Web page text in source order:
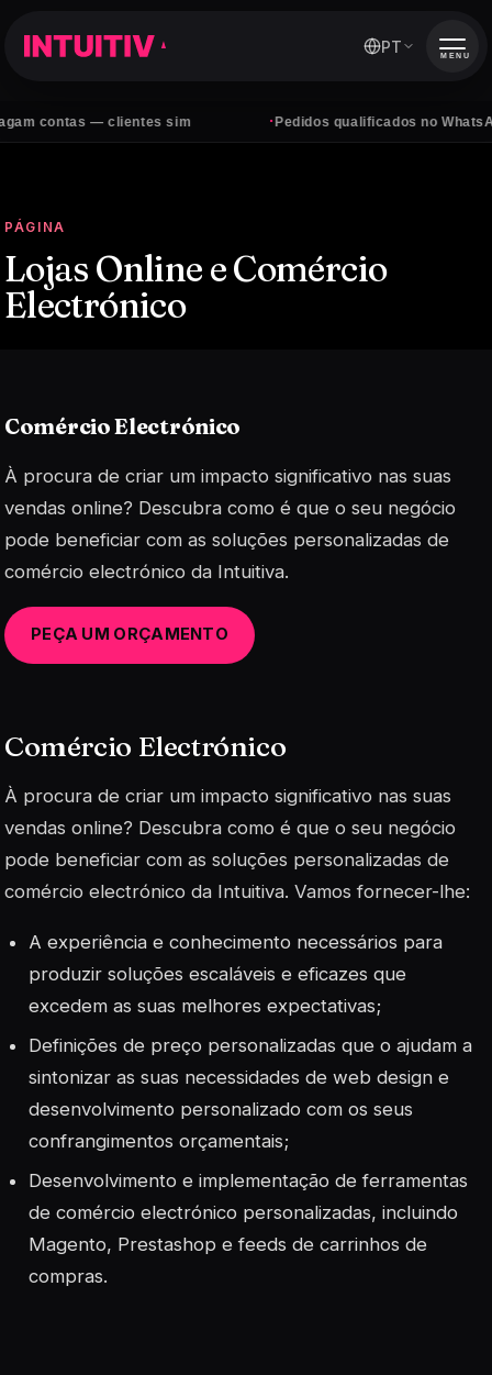
contas — clientes sim Pedidos qualificados no WhatsApp,
PT MENU
PÁGINA
Lojas Online e Comércio
Electrónico
Comércio Electrónico
À procura de criar um impacto significativo nas suas
vendas online? Descubra como é que o seu negócio
pode beneficiar com as soluções personalizadas de
comércio electrónico da Intuitiva.
PEÇA UM ORÇAMENTO
Comércio Electrónico
À procura de criar um impacto significativo nas suas
vendas online? Descubra como é que o seu negócio
pode beneficiar com as soluções personalizadas de
comércio electrónico da Intuitiva. Vamos fornecer-lhe:
A experiência e conhecimento necessários para
produzir soluções escaláveis e eficazes que
excedem as suas melhores expectativas;
Definições de preço personalizadas que o ajudam a
sintonizar as suas necessidades de web design e
desenvolvimento personalizado com os seus
confrangimentos orçamentais;
Desenvolvimento e implementação de ferramentas
de comércio electrónico personalizadas, incluindo
Magento, Prestashop e feeds de carrinhos de
compras.